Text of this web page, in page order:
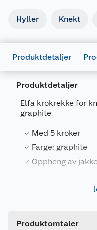
Hyller Knekt
Produktdetaljer
Produktdetaljer
Elfa krokrekke for
graphite
Med 5 kroker
Farge: graphite
Oppheng av
Krokrekke med 5
Produktomtaler
Generelt
Artikkelnummer
Leverandørens
Farge